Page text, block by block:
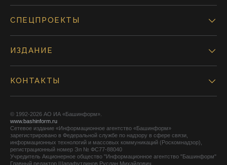
СПЕЦПРОЕКТЫ
ИЗДАНИЕ
КОНТАКТЫ
© 1992-2026 АО ИА «Башинформ».
www.bashinform.ru
Сетевое издание «Информационное агентство «Башинформ»
зарегистрировано в Федеральной службе по надзору в сфере связи,
информационных технологий и массовых коммуникаций (Роскомнадзор),
регистрационный номер Эл № ФС77-88040
Учредитель Акционерное общество "Информационное агентство "Башинформ"
Главный редактор Шарафутдинов Руслан Михайлович